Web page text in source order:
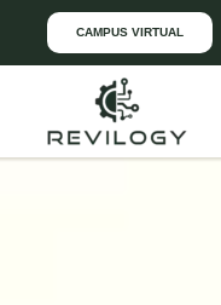
CAMPUS VIRTUAL